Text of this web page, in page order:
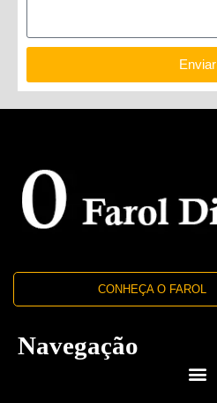
Enviar
CONHEÇA O FAROL
Navegação